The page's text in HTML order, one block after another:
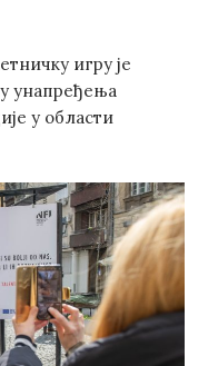
игру је
унапређења
у области